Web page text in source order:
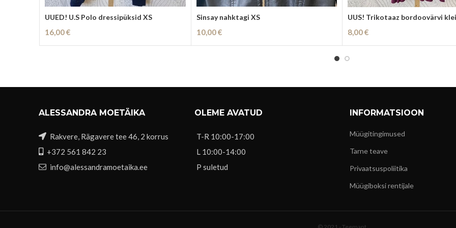
UUED! U.S Polo dressipüksid XS
16,00€
Loe Edasi
Sinsay nahktagi XS
10,00€
Loe Edasi
UUS! Trikotaaz bordoovärvi
8,00€
Lisa Korvi
ALESSANDRA MOETÄIKA
Rakvere, Rägavere tee 46, 2 korrus
+372 561 842 23
info@alessandramoetaika.ee
OLEME AVATUD
T-R 10:00-17:00
L 10:00-14:00
P suletud
INFORMATSIOON
Müügitingimused
Tarne teave
Privaatsuspoliitika
Müügiboksi rentijale